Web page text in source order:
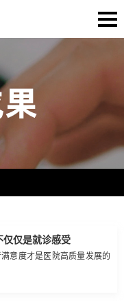
仅仅是就诊感受
意度才是医院高质量发展的